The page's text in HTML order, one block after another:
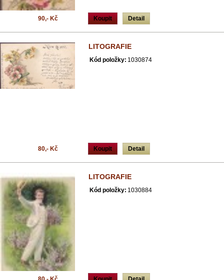
Koupit Detail
90,- Kč
LITOGRAFIE
Kód položky: 1030874
Koupit Detail
80,- Kč
LITOGRAFIE
Kód položky: 1030884